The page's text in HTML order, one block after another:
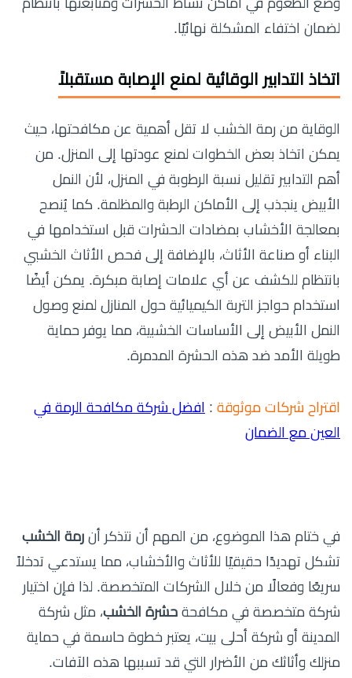
لضمان اختفاء المشكلة نهائيًا.
اتخاذ التدابير الوقائية لمنع الإصابة مستقبلاً
الوقاية من رمة الخشب لا تقل أهمية عن مكافحتها، حيث
يمكن اتخاذ بعض الخطوات لمنع عودتها إلى المنزل. من
أهم التدابير تقليل نسبة الرطوبة في المنزل، لأن النمل
الأبيض ينجذب إلى الأماكن الرطبة والمظلمة. كما يُنصح
بمعالجة الأخشاب بمضادات الحشرات قبل استخدامها في
البناء أو صناعة الأثاث، بالإضافة إلى فحص الأثاث الخشبي
بانتظام للكشف عن أي علامات إصابة مبكرة. يمكن أيضًا
استخدام حواجز التربة الكيميائية حول المنازل لمنع وصول
النمل الأبيض إلى الأساسات الخشبية، مما يوفر حماية
طويلة الأمد ضد هذه الحشرة المدمرة.
اقتراح شركات موثوقة : افضل شركة مكافحة الرمة في
العين مع الضمان
في ختام هذا الموضوع، من المهم أن نتذكر أن رمة الخشب
تشكل تهديدًا حقيقيًا للأثاث والأخشاب، مما يستدعي تدخلاً
سريعًا وفعالًا من خلال الشركات المتخصصة. لذا فإن اختيار
شركة متخصصة في مكافحة حشرة الخشب، مثل شركة
المدينة أو شركة أحلى بيت، يعتبر خطوة حاسمة في حماية
منزلك وأثاثك من الأضرار التي قد تسببها هذه الآفات.